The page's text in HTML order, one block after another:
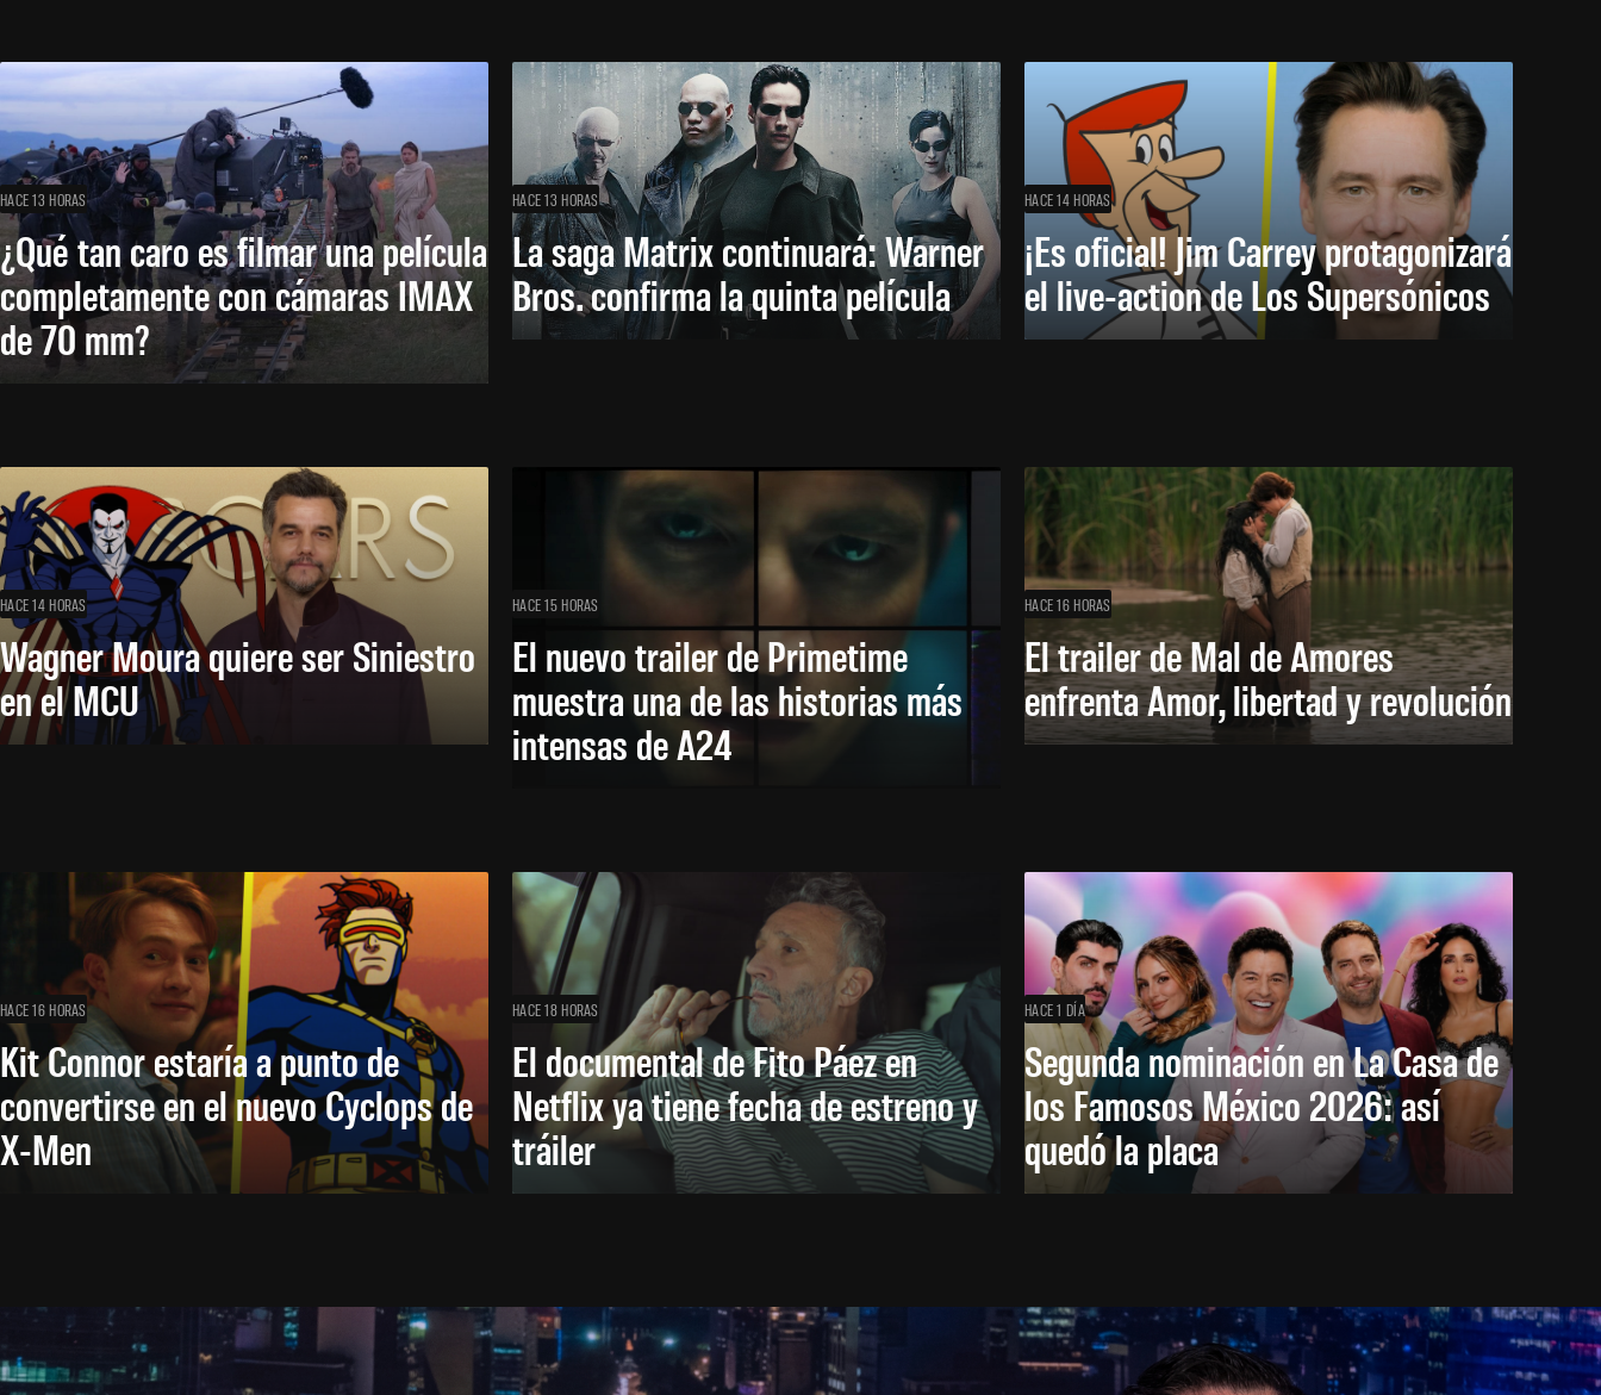
HACE 13 HORAS
¿Qué tan caro es filmar una película
completamente con cámaras IMAX
de 70 mm?
HACE 13 HORAS
La saga Matrix continuará: Warner
Bros. confirma la quinta película
HACE 14 HORAS
¡Es oficial! Jim Carrey protagonizará
el live-action de Los Supersónicos
HACE 14 HORAS
Wagner Moura quiere ser Siniestro
en el MCU
HACE 15 HORAS
El nuevo trailer de Primetime
muestra una de las historias más
intensas de A24
HACE 16 HORAS
El trailer de Mal de Amores
enfrenta Amor, libertad y revolución
HACE 16 HORAS
Kit Connor estaría a punto de
convertirse en el nuevo Cyclops de
X-Men
HACE 18 HORAS
El documental de Fito Páez en
Netflix ya tiene fecha de estreno y
tráiler
HACE 1 DÍA
Segunda nominación en La Casa de
los Famosos México 2026: así
quedó la placa